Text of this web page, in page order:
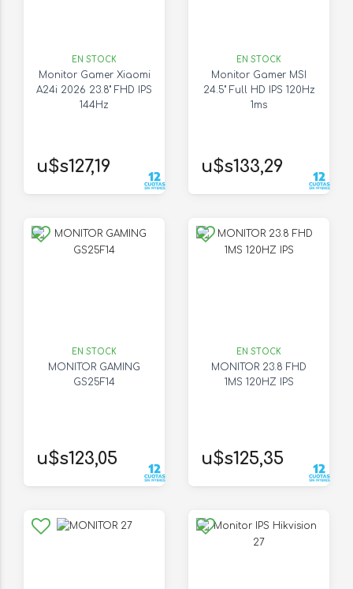
EN STOCK
Monitor Gamer Xiaomi
A24i 2026 23.8" FHD IPS
144Hz
u$s127,19
EN STOCK
Monitor Gamer MSI
24.5" Full HD IPS 120Hz
1ms
u$s133,29
EN STOCK
MONITOR GAMING
GS25F14
u$s123,05
EN STOCK
MONITOR 23.8 FHD
1MS 120HZ IPS
u$s125,35